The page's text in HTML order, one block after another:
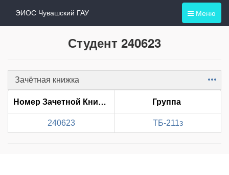
Меню
ЭИОС Чувашский ГАУ
Студент 240623
Зачётная книжка Item
Номер Зачетной Книжки Группа
240623 ТБ-211з